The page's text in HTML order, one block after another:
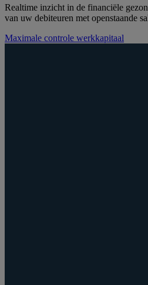
Realtime inzicht in de financiële
van uw debiteuren met openstaande
Maximale controle werkkapitaal